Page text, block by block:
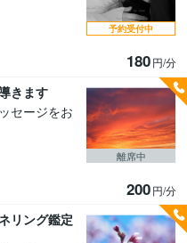
180円/分
予約受付中
きます
セージをお
200円/分
離席中
リング鑑定